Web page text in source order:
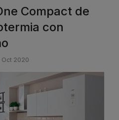
Compact de
con
Oct 2020